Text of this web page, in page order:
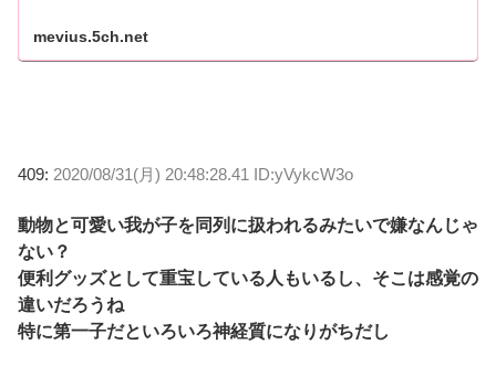
mevius.5ch.net
409: 2020/08/31(月) 20:48:28.41 ID:yVykcW3o
動物と可愛い我が子を同列に扱われるみたいで嫌なんじゃ
ない？
便利グッズとして重宝している人もいるし、そこは感覚の
違いだろうね
特に第一子だといろいろ神経質になりがちだし